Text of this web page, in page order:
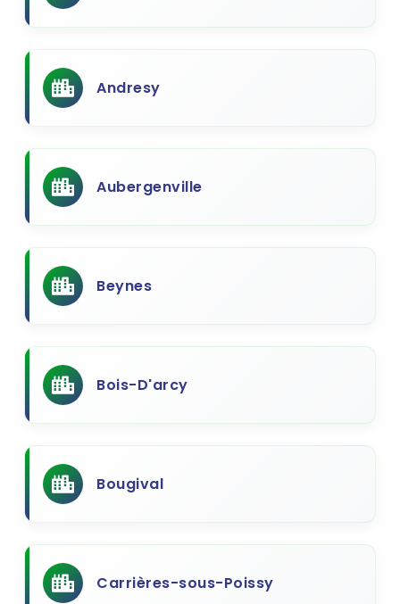
Andresy
Aubergenville
Beynes
Bois-D'arcy
Bougival
Carrières-sous-Poissy